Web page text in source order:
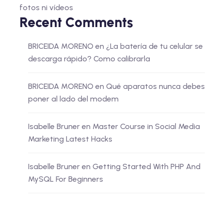
fotos ni vídeos
Recent Comments
BRICEIDA MORENO en ¿La batería de tu celular se
descarga rápido? Como calibrarla
BRICEIDA MORENO en Qué aparatos nunca debes
poner al lado del modem
Isabelle Bruner en Master Course in Social Media
Marketing Latest Hacks
Isabelle Bruner en Getting Started With PHP And
MySQL For Beginners